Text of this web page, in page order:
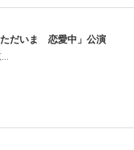
ただいま 恋愛中」公演